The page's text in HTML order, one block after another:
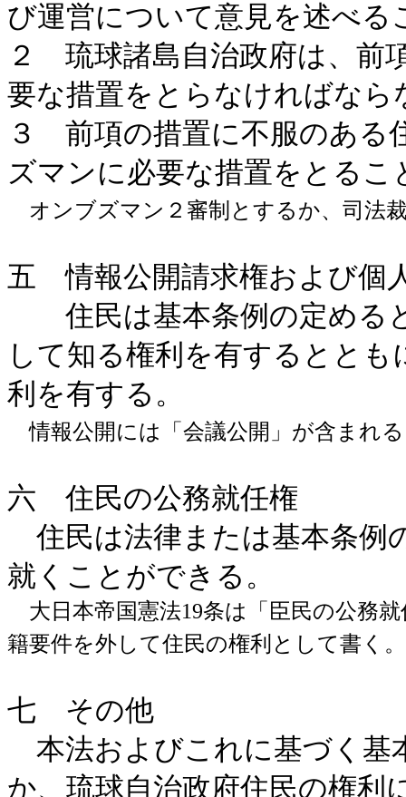
び運営について意見を述べる
２ 琉球諸島自治政府は、前
要な措置をとらなければなら
３ 前項の措置に不服のある
ズマンに必要な措置をとる
オンブズマン２審制とするか、司法
五 情報公開請求権および個
住民は基本条例の定める
して知る権利を有するとと
利を有する。
情報公開には「会議公開」が含まれ
六 住民の公務就任権
住民は法律または基本条例
就くことができる。
大日本帝国憲法19条は「臣民の公務
籍要件を外して住民の権利として書く
七 その他
本法およびこれに基づく基
か、琉球自治政府住民の権利